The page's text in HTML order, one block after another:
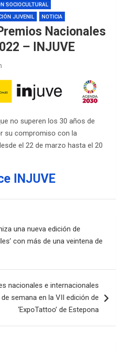
SOCIOCULTURAL
JUVENIL
NOTICIA
Nacionales
– INJUVE
no superen los 30 años de
su compromiso con la
el 22 de marzo hasta el 20
INJUVE
una nueva edición de
con más de una veintena de
nacionales e internacionales
semana en la VII edición de
‘ExpoTattoo’ de Estepona